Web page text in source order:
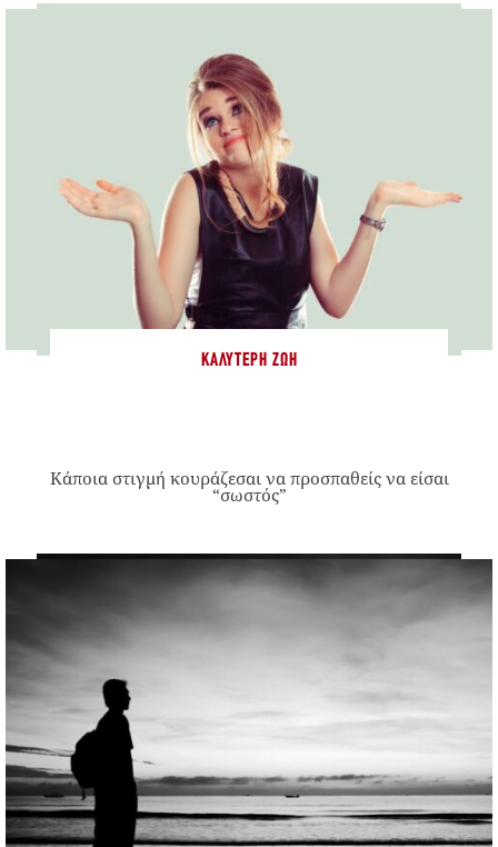
ΚΑΛΎΤΕΡΗ ΖΩΉ
Κάποια στιγμή κουράζεσαι να προσπαθείς να είσαι
“σωστός”